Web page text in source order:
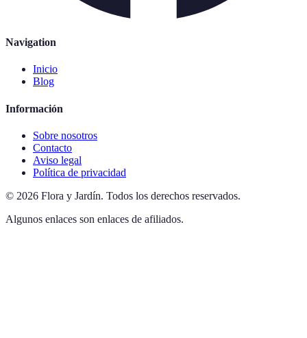
Navigation
Inicio
Blog
Información
Sobre nosotros
Contacto
Aviso legal
Política de privacidad
© 2026 Flora y Jardín. Todos los derechos reservados.
Algunos enlaces son enlaces de afiliados.